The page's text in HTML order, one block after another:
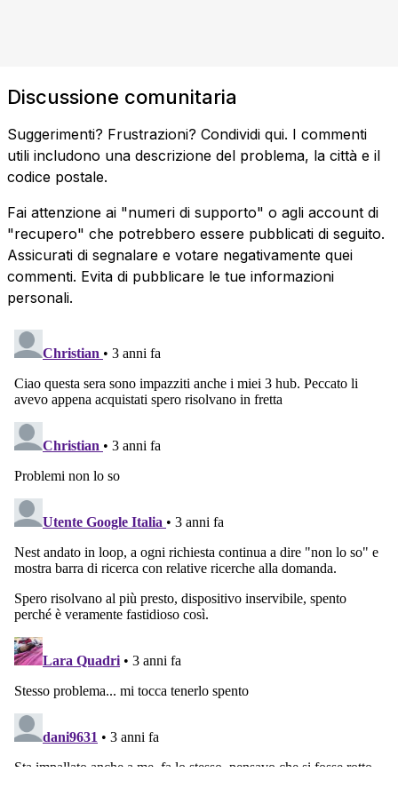
Discussione comunitaria
Suggerimenti? Frustrazioni? Condividi qui. I commenti
utili includono una descrizione del problema, la città e il
codice postale.
Fai attenzione ai "numeri di supporto" o agli account di
"recupero" che potrebbero essere pubblicati di seguito.
Assicurati di segnalare e votare negativamente quei
commenti. Evita di pubblicare le tue informazioni
personali.